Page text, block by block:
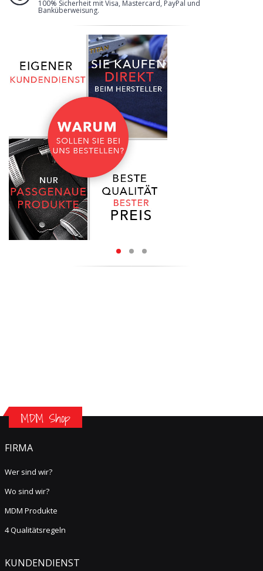
100% Sicherheit mit Visa, Mastercard, PayPal und
Banküberweisung.
MDM Shop
FIRMA
Wer sind wir?
Wo sind wir?
MDM Produkte
4 Qualitätsregeln
KUNDENDIENST